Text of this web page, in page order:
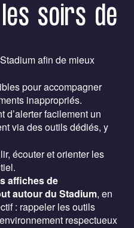
soirs de
afin de mieux
pour accompagner
inappropriés.
d’alerter facilement un
via des outils dédiés, y
écouter et orienter les
affiches de
autour du Stadium, en
: rappeler les outils
respectueux